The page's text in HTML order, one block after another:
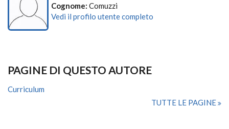
Cognome: Comuzzi
Vedi il profilo utente completo
PAGINE DI QUESTO AUTORE
Curriculum
TUTTE LE PAGINE